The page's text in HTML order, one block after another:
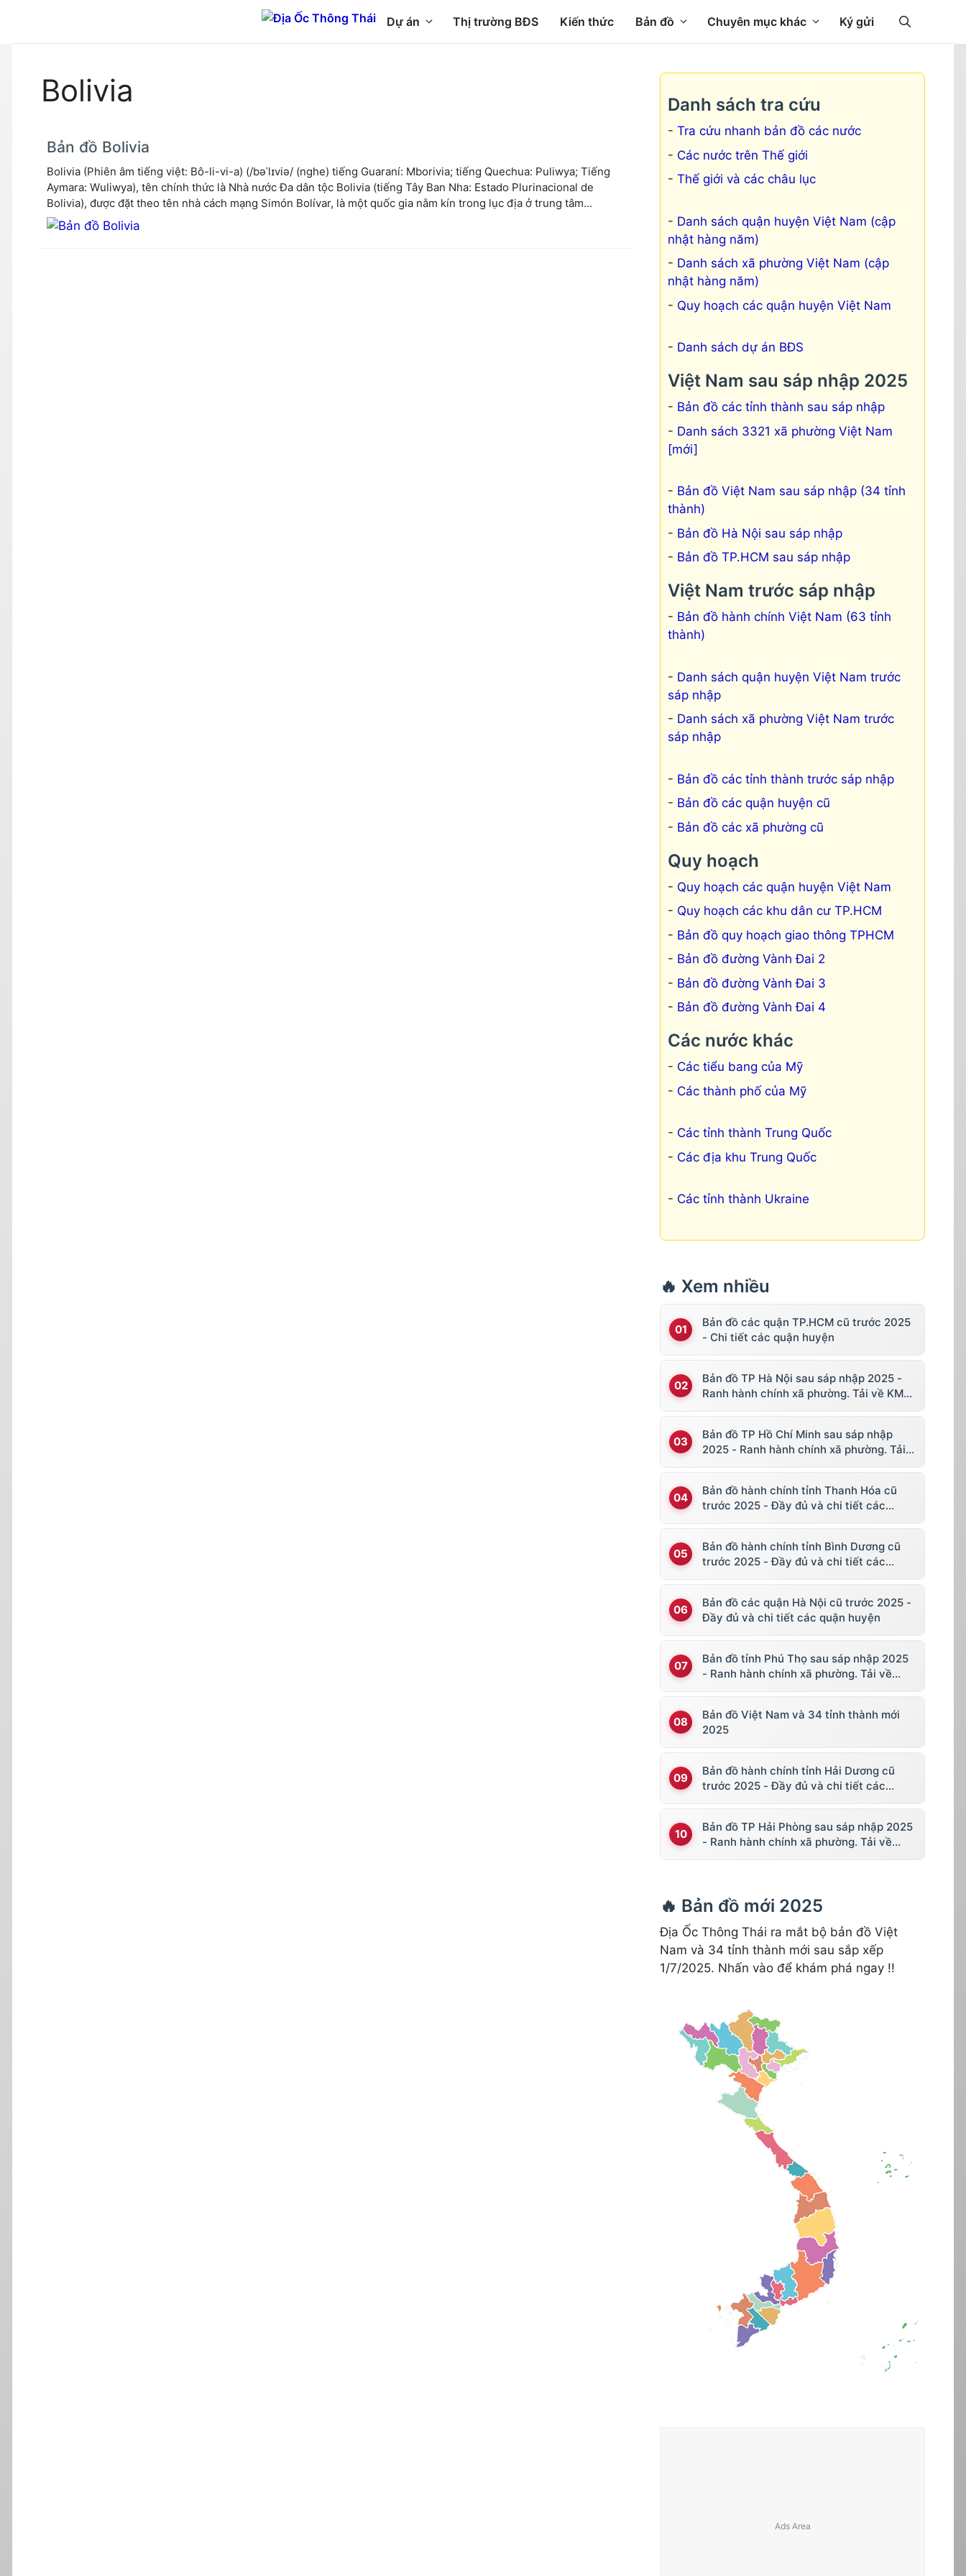
nội
Dự án Thị trường BĐS Kiến thức Bản đồ Chuyên mục khác Ký gửi
Bolivia
Bản đồ Bolivia
Bolivia (Phiên âm tiếng việt: Bô-li-vi-a) (/bəˈlɪviə/ (nghe) tiếng Guaraní: Mborivia; tiếng Quechua: Puliwya; Tiếng
Aymara: Wuliwya), tên chính thức là Nhà nước Đa dân tộc Bolivia (tiếng Tây Ban Nha: Estado Plurinacional de
Bolivia), được đặt theo tên nhà cách mạng Simón Bolívar, là một quốc gia nằm kín trong lục địa ở trung tâm...
Danh sách tra cứu
Tra cứu nhanh bản đồ các nước
Các nước trên Thế giới
Thế giới và các châu lục
Danh sách quận huyện Việt Nam (cập
nhật hàng năm)
Danh sách xã phường Việt Nam (cập
nhật hàng năm)
Quy hoạch các quận huyện Việt Nam
Danh sách dự án BĐS
Việt Nam sau sáp nhập 2025
Bản đồ các tỉnh thành sau sáp nhập
Danh sách 3321 xã phường Việt Nam
[mới]
Bản đồ Việt Nam sau sáp nhập (34 tỉnh
thành)
Bản đồ Hà Nội sau sáp nhập
Bản đồ TP.HCM sau sáp nhập
Việt Nam trước sáp nhập
Bản đồ hành chính Việt Nam (63 tỉnh
thành)
Danh sách quận huyện Việt Nam trước
sáp nhập
Danh sách xã phường Việt Nam trước
sáp nhập
Bản đồ các tỉnh thành trước sáp nhập
Bản đồ các quận huyện cũ
Bản đồ các xã phường cũ
Quy hoạch
Quy hoạch các quận huyện Việt Nam
Quy hoạch các khu dân cư TP.HCM
Bản đồ quy hoạch giao thông TPHCM
Bản đồ đường Vành Đai 2
Bản đồ đường Vành Đai 3
Bản đồ đường Vành Đai 4
Các nước khác
Các tiểu bang của Mỹ
Các thành phố của Mỹ
Các tỉnh thành Trung Quốc
Các địa khu Trung Quốc
Các tỉnh thành Ukraine
🔥 Xem nhiều
Bản đồ các quận TP.HCM cũ trước 2025
- Chi tiết các quận huyện
Bản đồ TP Hà Nội sau sáp nhập 2025 -
Ranh hành chính xã phường. Tải về KML,
Bản đồ TP Hồ Chí Minh sau sáp nhập
2025 - Ranh hành chính xã phường. Tải
Bản đồ hành chính tỉnh Thanh Hóa cũ
trước 2025 - Đầy đủ và chi tiết các
Bản đồ hành chính tỉnh Bình Dương cũ
trước 2025 - Đầy đủ và chi tiết các
Bản đồ các quận Hà Nội cũ trước 2025 -
Đầy đủ và chi tiết các quận huyện
Bản đồ tỉnh Phú Thọ sau sáp nhập 2025
- Ranh hành chính xã phường. Tải về
Bản đồ Việt Nam và 34 tỉnh thành mới
2025
Bản đồ hành chính tỉnh Hải Dương cũ
trước 2025 - Đầy đủ và chi tiết các
Bản đồ TP Hải Phòng sau sáp nhập 2025
- Ranh hành chính xã phường. Tải về
🔥 Bản đồ mới 2025
Địa Ốc Thông Thái ra mắt bộ bản đồ Việt
Nam và 34 tỉnh thành mới sau sắp xếp
1/7/2025. Nhấn vào để khám phá ngay !!